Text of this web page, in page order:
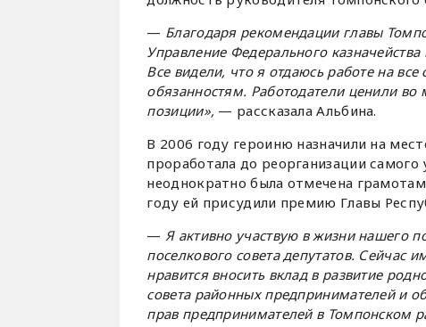
— Благодаря рекомендации главы
Управление Федерального
Все видели, что я отдаюсь работе на
обязанностям. Работодатели ценили
позиции», — рассказала Альбина.
В 2006 году героиню назначили на
проработала до реорганизации
неоднократно была отмечена
году ей присудили премию Главы
— Я активно участвую в жизни нашего
поселкового совета депутатов. Сейчас
нравится вносить вклад в развитие
совета районных предпринимателей и
прав предпринимателей в Томпонском